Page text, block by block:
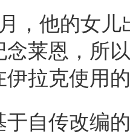
，他的女儿
念莱恩，所
伊拉克使用
于自传改编